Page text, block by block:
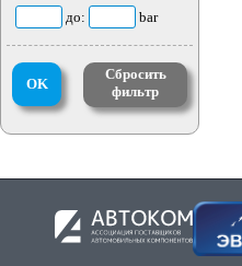
до:
bar
OK
Сбросить
фильтр